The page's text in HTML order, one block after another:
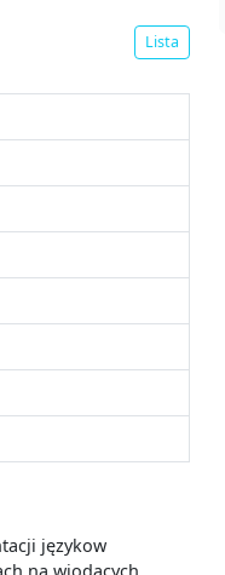
Wyczyść filtry
Lista
językow